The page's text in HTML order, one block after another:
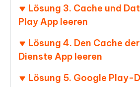
Lösung 3. Cache und
Play App leeren
Lösung 4. Den Cache
Dienste App leeren
Lösung 5. Google Play-